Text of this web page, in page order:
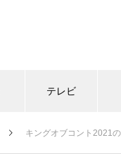
テレビ
キングオブコント2021